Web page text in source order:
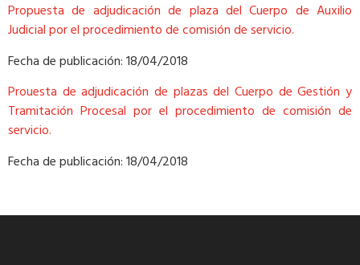
Propuesta de adjudicación de plaza del Cuerpo de Auxilio
Judicial por el procedimiento de comisión de servicio.
Fecha de publicación: 18/04/2018
Prouesta de adjudicación de plazas del Cuerpo de Gestión y
Tramitación Procesal por el procedimiento de comisión de
servicio.
Fecha de publicación: 18/04/2018